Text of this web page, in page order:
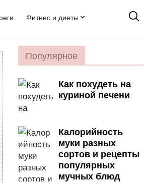
Фитнес и диеты
Популярное
Как похудеть на
куриной печени
Калорийность
муки разных
сортов и рецепты
популярных
мучных блюд